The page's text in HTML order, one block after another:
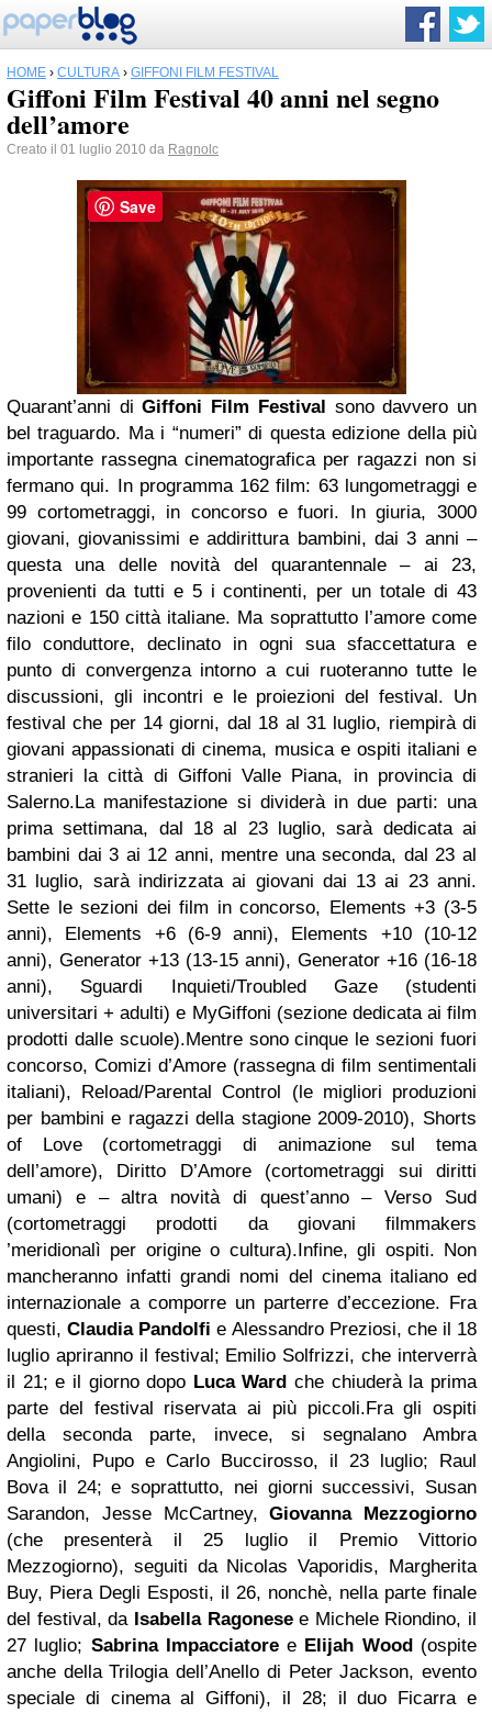
HOME › CULTURA › GIFFONI FILM FESTIVAL
Giffoni Film Festival 40 anni nel segno
dell’amore
Creato il 01 luglio 2010 da Ragnolc
Quarant’anni diGiffoni Film Festival sono davvero un
bel traguardo. Ma i “numeri” di questa edizione della più
importante rassegna cinematografica per ragazzi non si
fermano qui. In programma 162 film: 63 lungometraggi e
99 cortometraggi, in concorso e fuori. In giuria, 3000
giovani, giovanissimi e addirittura bambini, dai 3 anni –
questa una delle novità del quarantennale – ai 23,
provenienti da tutti e 5 i continenti, per un totale di 43
nazioni e 150 città italiane. Ma soprattutto l’amore come
filo conduttore, declinato in ogni sua sfaccettatura e
punto di convergenza intorno a cui ruoteranno tutte le
discussioni, gli incontri e le proiezioni del festival. Un
festival che per 14 giorni, dal 18 al 31 luglio, riempirà di
giovani appassionati di cinema, musica e ospiti italiani e
stranieri la città di Giffoni Valle Piana, in provincia di
Salerno.La manifestazione si dividerà in due parti: una
prima settimana, dal 18 al 23 luglio, sarà dedicata ai
bambini dai 3 ai 12 anni, mentre una seconda, dal 23 al
31 luglio, sarà indirizzata ai giovani dai 13 ai 23 anni.
Sette le sezioni dei film in concorso, Elements +3 (3-5
anni), Elements +6 (6-9 anni), Elements +10 (10-12
anni), Generator +13 (13-15 anni), Generator +16 (16-18
anni), Sguardi Inquieti/Troubled Gaze (studenti
universitari + adulti) e MyGiffoni (sezione dedicata ai film
prodotti dalle scuole).Mentre sono cinque le sezioni fuori
concorso, Comizi d’Amore (rassegna di film sentimentali
italiani), Reload/Parental Control (le migliori produzioni
per bambini e ragazzi della stagione 2009-2010), Shorts
of Love (cortometraggi di animazione sul tema
dell’amore), Diritto D’Amore (cortometraggi sui diritti
umani) e – altra novità di quest’anno – Verso Sud
(cortometraggi prodotti da giovani filmmakers
’meridionalì per origine o cultura).Infine, gli ospiti. Non
mancheranno infatti grandi nomi del cinema italiano ed
internazionale a comporre un parterre d’eccezione. Fra
questi,Claudia Pandolfi e Alessandro Preziosi, che il 18
luglio apriranno il festival; Emilio Solfrizzi, che interverrà
il 21; e il giorno dopo Luca Ward che chiuderà la prima
parte del festival riservata ai più piccoli.Fra gli ospiti
della seconda parte, invece, si segnalano Ambra
Angiolini, Pupo e Carlo Buccirosso, il 23 luglio; Raul
Bova il 24; e soprattutto, nei giorni successivi, Susan
Sarandon, Jesse McCartney,Giovanna Mezzogiorno
(che presenterà il 25 luglio il Premio Vittorio
Mezzogiorno), seguiti da Nicolas Vaporidis, Margherita
Buy, Piera Degli Esposti, il 26, nonchè, nella parte finale
del festival, da Isabella Ragonesee Michele Riondino, il
27 luglio; Sabrina Impacciatoree Elijah Wood(ospite
anche della Trilogia dell’Anello di Peter Jackson, evento
speciale di cinema al Giffoni), il 28; il duo Ficarra e
Save